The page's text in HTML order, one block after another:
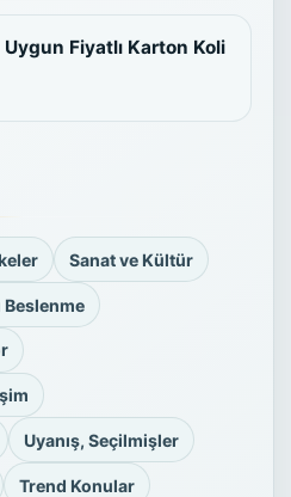
Uygun Fiyatlı Karton Koli
Sanat ve Kültür
Beslenme
Uyanış, Seçilmişler
Trend Konular